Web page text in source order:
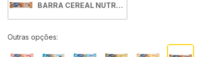
BARRA CEREAL NUTRY
Outras opções: